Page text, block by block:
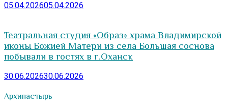
05.04.202605.04.2026
Театральная студия «Образ» храма Владимирской
иконы Божией Матери из села Большая соснова
побывали в гостях в г.Оханск
30.06.202630.06.2026
Архипастырь